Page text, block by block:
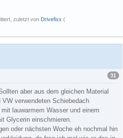
zuletzt von Drivefixx (
31
aber aus dem gleichen Material
verwendeten Schiebedach
lauwarmem Wasser und einem
Glycerin einschmieren.
oder nächsten Woche eh nochmal hin